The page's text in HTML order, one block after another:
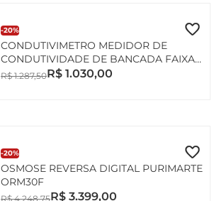
-20%
CONDUTIVIMETRO MEDIDOR DE
CONDUTIVIDADE DE BANCADA FAIXA
DE 0 A 1999 US/CM; 2 A 199,9 MS/CM
R$ 1.287,50R$ 1.030,00
-20%
OSMOSE REVERSA DIGITAL PURIMARTE
ORM30F
R$ 4.248,75R$ 3.399,00